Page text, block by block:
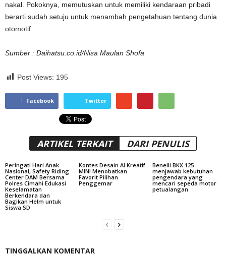
nakal. Pokoknya, memutuskan untuk memiliki kendaraan pribadi
berarti sudah setuju untuk menambah pengetahuan tentang dunia
otomotif.
Sumber : Daihatsu.co.id/Nisa Maulan Shofa
Post Views: 195
Facebook Twitter
ARTIKEL TERKAIT DARI PENULIS
Peringati Hari Anak
Nasional, Safety Riding
Center DAM Bersama
Polres Cimahi Edukasi
Keselamatan
Berkendara dan
Bagikan Helm untuk
Siswa SD
Kontes Desain AI Kreatif
MINI Menobatkan
Favorit Pilihan
Penggemar
Benelli BKX 125
menjawab kebutuhan
pengendara yang
mencari sepeda motor
petualangan
TINGGALKAN KOMENTAR